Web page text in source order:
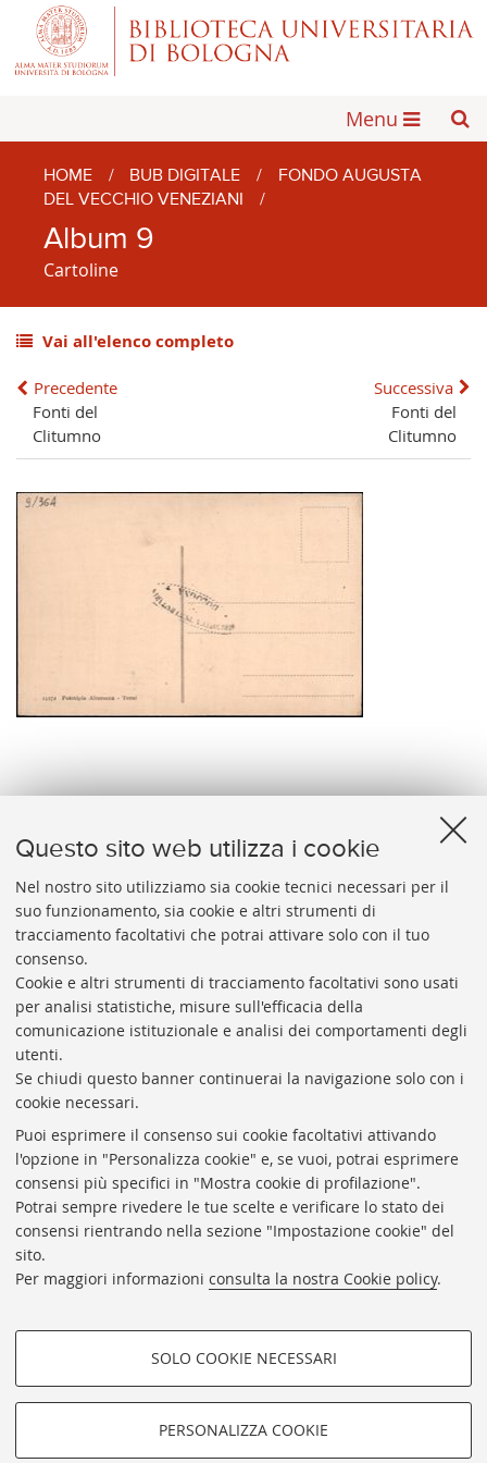
Questo sito web utilizza i cookie
Nel nostro sito utilizziamo sia cookie tecnici necessari per il
suo funzionamento, sia cookie e altri strumenti di
tracciamento facoltativi che potrai attivare solo con il tuo
consenso.
Cookie e altri strumenti di tracciamento facoltativi sono usati
per analisi statistiche, misure sull'efficacia della
comunicazione istituzionale e analisi dei comportamenti degli
utenti.
Se chiudi questo banner continuerai la navigazione solo con i
cookie necessari.
Puoi esprimere il consenso sui cookie facoltativi attivando
l'opzione in "Personalizza cookie" e, se vuoi, potrai esprimere
consensi più specifici in "Mostra cookie di profilazione".
Potrai sempre rivedere le tue scelte e verificare lo stato dei
consensi rientrando nella sezione "Impostazione cookie" del
sito.
Per maggiori informazioni consulta la nostra Cookie policy.
COOKIE DI PROFILAZIONE -
FACOLTATIVI
SOLO COOKIE NECESSARI
PERSONALIZZA COOKIE
Menu
HOME / BUB DIGITALE /
FONDO AUGUSTA
DEL VECCHIO VENEZIANI
/
Album 9
Cartoline
Vai all'elenco completo
Precedente
Fonti del
Clitumno
Successiva
Fonti del
Clitumno
UNIVERSITARIA
Presidente: prof. Francesco Citti
Coordinatrice gestionale: Maria Pia Torricelli
Responsabile Amministrativo: Luigia Di Pumpo
Via Zamboni, 33/35 - 40126 Bologna (BO)
Tel. +39 051 2088306 - Fax +39 051 2088385
bub.info@unibo.it
bub.biblioteca@pec.unibo.it
Dove siamo
Orario dei servizi
Helpdesk
Rubrica di Ateneo
Privacy e note legali